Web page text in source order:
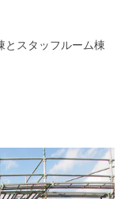
とスタッフルーム棟